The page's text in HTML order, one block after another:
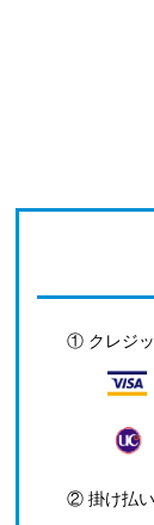
① クレジ
② 掛け払